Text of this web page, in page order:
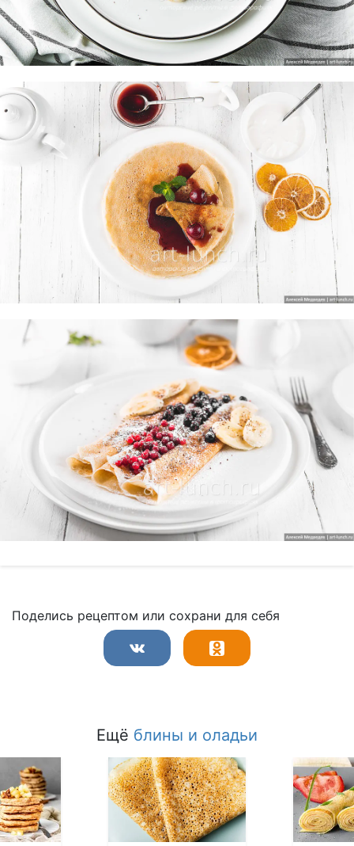
Поделись рецептом или сохрани для себя
Ещё блины и оладьи